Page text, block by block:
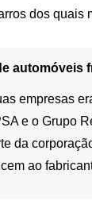
dos quais
automóveis
empresas
e o Grupo
da
ao